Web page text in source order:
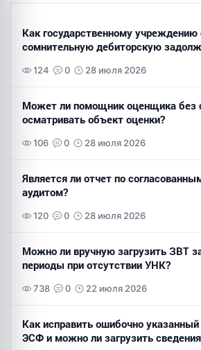
Как государственному учреждению
сомнительную дебиторскую
124 0 28 июля 2026
Может ли помощник оценщика без
осматривать объект оценки?
106 0 28 июля 2026
Является ли отчет по
аудитом?
120 0 28 июля 2026
Можно ли вручную загрузить ЗВТ
периоды при отсутствии УНК?
738 0 22 июля 2026
Как исправить ошибочно
ЭСФ и можно ли загрузить